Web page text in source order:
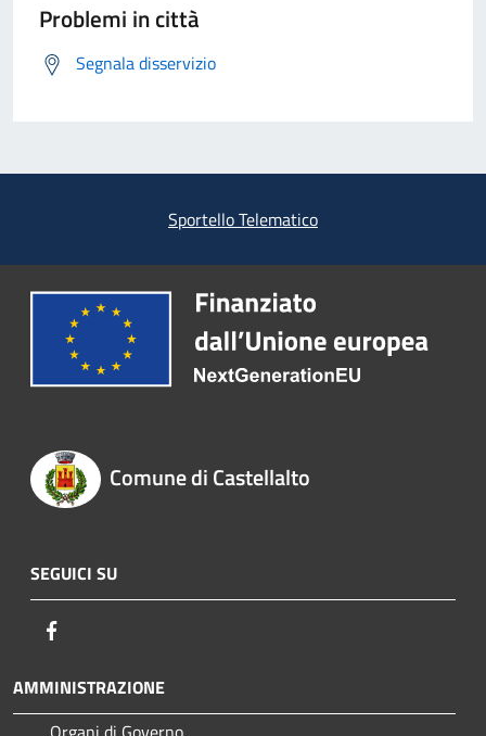
Problemi in città
Segnala disservizio
Sportello Telematico
Comune di Castellalto
SEGUICI SU
AMMINISTRAZIONE